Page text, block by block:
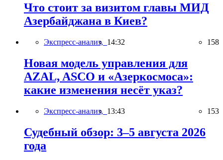
Что стоит за визитом главы МИД
Азербайджана в Киев?
Экспресс-анализ, 14:32 158
Новая модель управления для
AZAL, ASCO и «Азеркосмоса»:
какие изменения несёт указ?
Экспресс-анализ, 13:43 153
Судебный обзор: 3–5 августа 2026
года